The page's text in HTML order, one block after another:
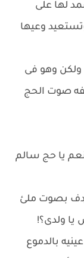
لها على
وعيها
ولكن وهو فى
صوت الحج
نعم يا حج سالم
بصوت ملئ
يا ولدى؟!
بالدموع